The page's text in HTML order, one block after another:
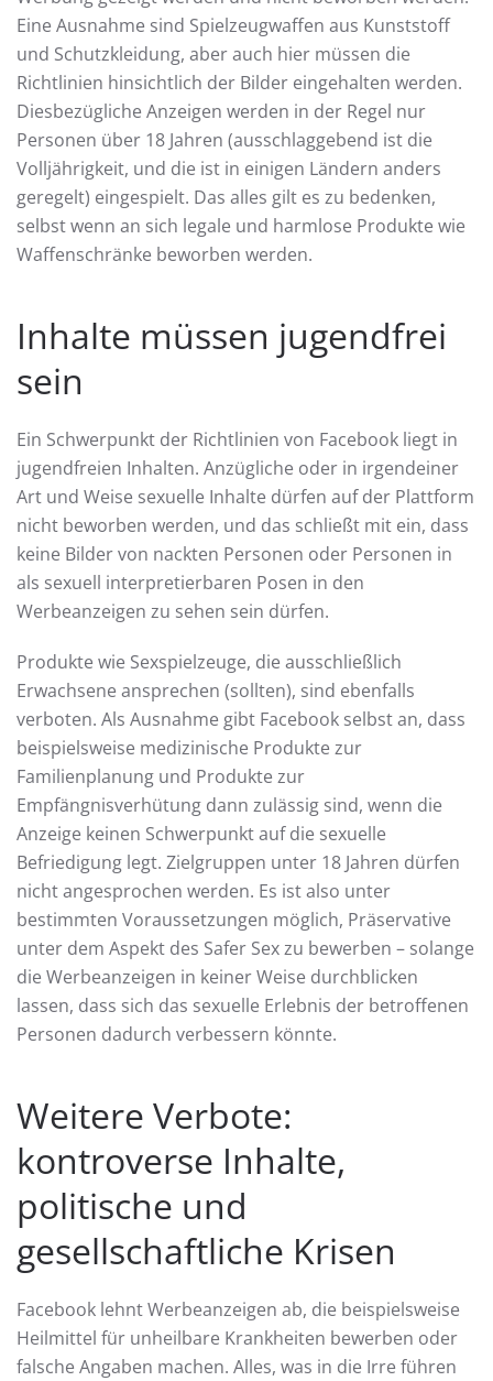
Eine Ausnahme sind Spielzeugwaffen aus Kunststoff
und Schutzkleidung, aber auch hier müssen die
Richtlinien hinsichtlich der Bilder eingehalten werden.
Diesbezügliche Anzeigen werden in der Regel nur
Personen über 18 Jahren (ausschlaggebend ist die
Volljährigkeit, und die ist in einigen Ländern anders
geregelt) eingespielt. Das alles gilt es zu bedenken,
selbst wenn an sich legale und harmlose Produkte wie
Waffenschränke beworben werden.
Inhalte müssen jugendfrei
sein
Ein Schwerpunkt der Richtlinien von Facebook liegt in
jugendfreien Inhalten. Anzügliche oder in irgendeiner
Art und Weise sexuelle Inhalte dürfen auf der Plattform
nicht beworben werden, und das schließt mit ein, dass
keine Bilder von nackten Personen oder Personen in
als sexuell interpretierbaren Posen in den
Werbeanzeigen zu sehen sein dürfen.
Produkte wie Sexspielzeuge, die ausschließlich
Erwachsene ansprechen (sollten), sind ebenfalls
verboten. Als Ausnahme gibt Facebook selbst an, dass
beispielsweise medizinische Produkte zur
Familienplanung und Produkte zur
Empfängnisverhütung dann zulässig sind, wenn die
Anzeige keinen Schwerpunkt auf die sexuelle
Befriedigung legt. Zielgruppen unter 18 Jahren dürfen
nicht angesprochen werden. Es ist also unter
bestimmten Voraussetzungen möglich, Präservative
unter dem Aspekt des Safer Sex zu bewerben – solange
die Werbeanzeigen in keiner Weise durchblicken
lassen, dass sich das sexuelle Erlebnis der betroffenen
Personen dadurch verbessern könnte.
Weitere Verbote:
kontroverse Inhalte,
politische und
gesellschaftliche Krisen
Facebook lehnt Werbeanzeigen ab, die beispielsweise
Heilmittel für unheilbare Krankheiten bewerben oder
falsche Angaben machen. Alles, was in die Irre führen